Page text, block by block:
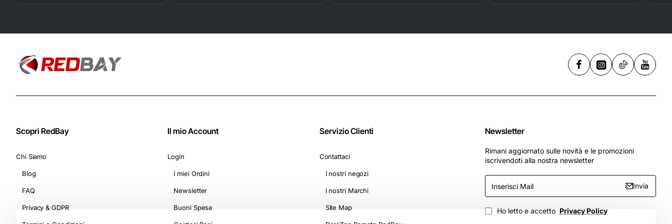
Nespresso Original
Melatonina
ventola, On The Go
Scopri RedBay
Chi Siamo
Blog
FAQ
Privacy & GDPR
Il mio Account
Login
I miei Ordini
Newsletter
Buoni Spesa
Servizio Clienti
Contattaci
I nostri negozi
I nostri Marchi
Site Map
Newsletter
Rimani aggiornato sulle novità e le promozioni
iscrivendoti alla nostra newsletter
Inserisci
Mail
Invia
Ho letto e accetto Privacy Policy